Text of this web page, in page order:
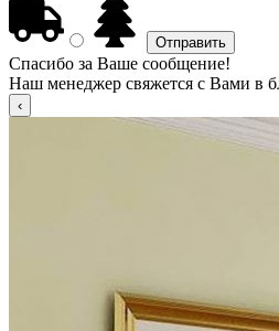
Спасибо за Ваше сообщение!
Наш менеджер свяжется с Вами в